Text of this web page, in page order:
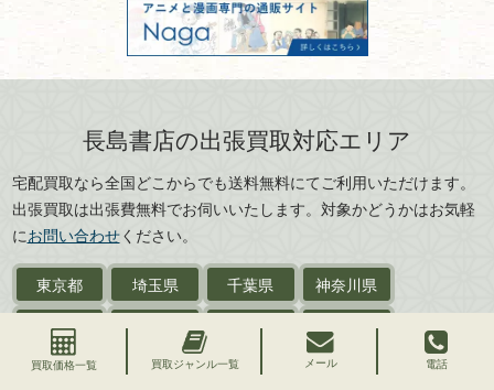
買取価格一覧 買取ジャンル一覧 メール 電話
カメラ・撮影術
版画・リトグラフ・
刀剣・鎧・甲冑
武道書・武術書
近代文学・
サイン色紙
作家草稿・原稿・ 肉筆物
京都府
大阪府
兵庫県
奈良県
島根県
岡山県
徳島県
香川県
愛媛県
長島書店の出張買取対応エリア
宅配買取なら全国どこからでも送料無料にてご利用いただけます。
出張買取は出張費無料でお伺いいたします。対象かどうかはお気軽
にお問い合わせください。
東京都 埼玉県 千葉県
神奈川県
静岡県
栃木県
山梨県
新潟県 長野県 愛知県